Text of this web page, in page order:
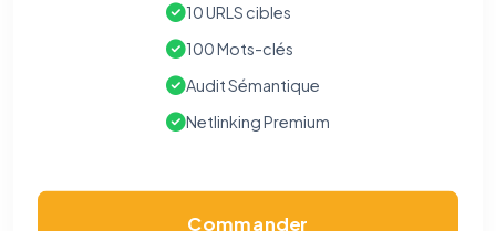
10 URLS cibles
100 Mots-clés
Audit Sémantique
Netlinking Premium
Commander